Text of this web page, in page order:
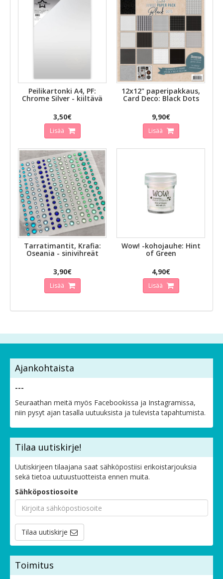
Peilikartonki A4, PF:
Chrome Silver - kiiltävä
3,50€
Lisää
12x12" paperipakkaus,
Card Deco: Black Dots
9,90€
Lisää
Tarratimantit, Krafia:
Oseania - sinivihreät
3,90€
Lisää
Wow! -kohojauhe: Hint
of Green
4,90€
Lisää
Ajankohtaista
---
Seuraathan meitä myös Facebookissa ja Instagramissa,
niin pysyt ajan tasalla uutuuksista ja tulevista tapahtumista.
Tilaa uutiskirje!
Uutiskirjeen tilaajana saat sähköpostiisi erikoistarjouksia
sekä tietoa uutuustuotteista ennen muita.
Sähköpostiosoite
Tilaa uutiskirje
Toimitus